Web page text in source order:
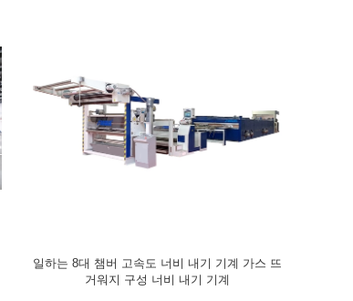
염색 구성을 위한 자동 허풍 직물 스텐터 기계
2800 밀리미터